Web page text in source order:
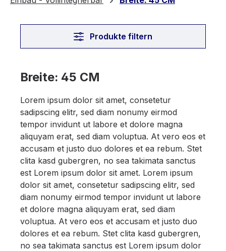
Produkte filtern
Breite: 45 CM
Lorem ipsum dolor sit amet, consetetur
sadipscing elitr, sed diam nonumy eirmod
tempor invidunt ut labore et dolore magna
aliquyam erat, sed diam voluptua. At vero eos et
accusam et justo duo dolores et ea rebum. Stet
clita kasd gubergren, no sea takimata sanctus
est Lorem ipsum dolor sit amet. Lorem ipsum
dolor sit amet, consetetur sadipscing elitr, sed
diam nonumy eirmod tempor invidunt ut labore
et dolore magna aliquyam erat, sed diam
voluptua. At vero eos et accusam et justo duo
dolores et ea rebum. Stet clita kasd gubergren,
no sea takimata sanctus est Lorem ipsum dolor